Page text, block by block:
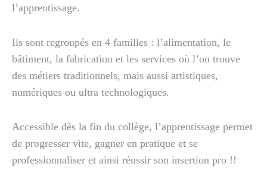
l’apprentissage.
Ils sont regroupés en 4 familles : l’alimentation, le
bâtiment, la fabrication et les services où l’on trouve
des métiers traditionnels, mais aussi artistiques,
numériques ou ultra technologiques.
Accessible dès la fin du collège, l’apprentissage permet
de progresser vite, gagner en pratique et se
professionnaliser et ainsi réussir son insertion pro !!